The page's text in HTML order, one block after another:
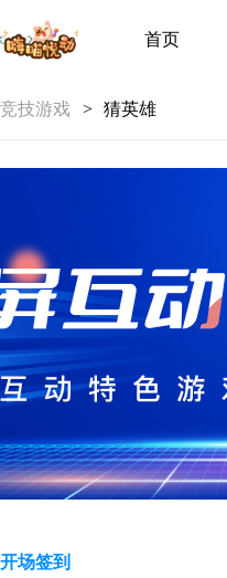
首页
竞技游戏 > 猜英雄
开场签到